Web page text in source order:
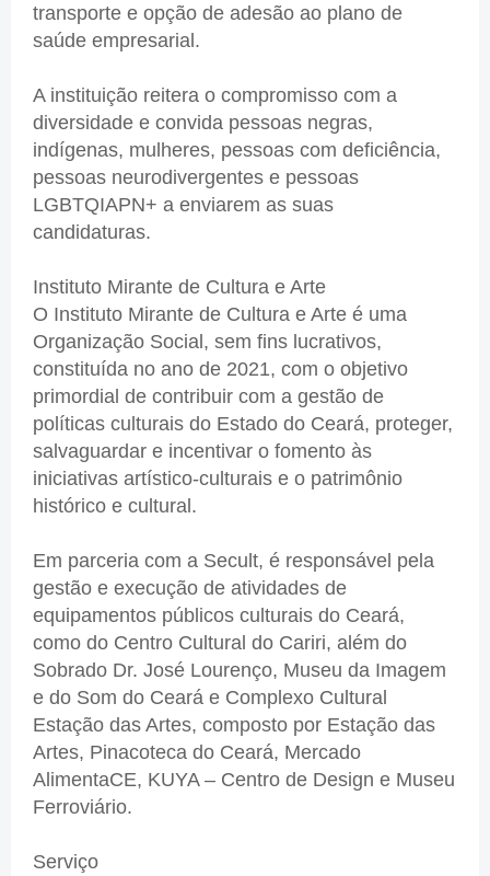
transporte e opção de adesão ao plano de
saúde empresarial.
A instituição reitera o compromisso com a
diversidade e convida pessoas negras,
indígenas, mulheres, pessoas com deficiência,
pessoas neurodivergentes e pessoas
LGBTQIAPN+ a enviarem as suas
candidaturas.
Instituto Mirante de Cultura e Arte
O Instituto Mirante de Cultura e Arte é uma
Organização Social, sem fins lucrativos,
constituída no ano de 2021, com o objetivo
primordial de contribuir com a gestão de
políticas culturais do Estado do Ceará, proteger,
salvaguardar e incentivar o fomento às
iniciativas artístico-culturais e o patrimônio
histórico e cultural.
Em parceria com a Secult, é responsável pela
gestão e execução de atividades de
equipamentos públicos culturais do Ceará,
como do Centro Cultural do Cariri, além do
Sobrado Dr. José Lourenço, Museu da Imagem
e do Som do Ceará e Complexo Cultural
Estação das Artes, composto por Estação das
Artes, Pinacoteca do Ceará, Mercado
AlimentaCE, KUYA – Centro de Design e Museu
Ferroviário.
Serviço